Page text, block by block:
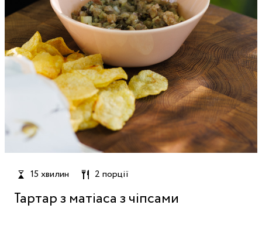
15 хвилин 2 порції
Тартар з матіаса з чіпсами